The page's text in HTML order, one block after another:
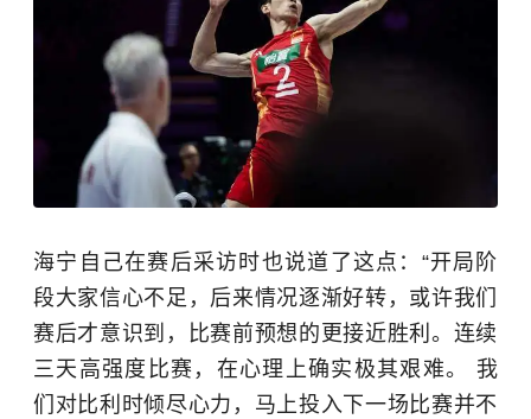
海宁自己在赛后采访时也说道了这点：“开局阶
段大家信心不足，后来情况逐渐好转，或许我们
赛后才意识到，比赛前预想的更接近胜利。连续
三天高强度比赛，在心理上确实极其艰难。 我
们对比利时倾尽心力，马上投入下一场比赛并不